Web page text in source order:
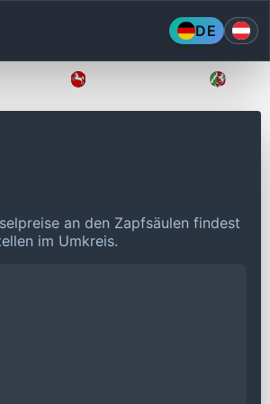
DE
an den Zapfsäulen findest
im Umkreis.